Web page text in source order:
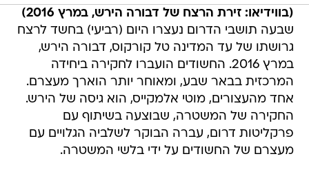
(בווידיאו: זירת הרצח של דבורה הירש, במרץ 2016)
שבעה תושבי הדרום נעצרו היום (רביעי) בחשד לרצח
גרושתו של עד המדינה טל קורקוס, דבורה הירש,
במרץ 2016. החשודים הועברו לחקירה ביחידה
המרכזית בבאר שבע, ומאוחר יותר הוארך מעצרם.
אחד מהעצורים, מוטי אלמקייס, הוא גיסה של הירש.
החקירה של המשטרה, שבוצעה בשיתוף עם
פרקליטות דרום, עברה הבוקר לשלביה הגלויים עם
מעצרם של החשודים על ידי בלשי המשטרה.